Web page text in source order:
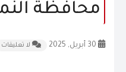
محافظة
لا تعليقات